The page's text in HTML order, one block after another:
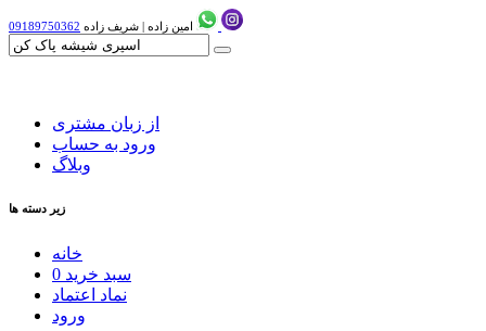
09189750362 امین زاده | شریف زاده
از زبان مشتری
ورود به حساب
وبلاگ
زیر دسته ها
خانه
0 سبد خرید
نماد اعتماد
ورود